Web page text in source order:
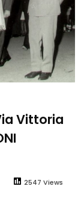
Vittoria
2547 Views